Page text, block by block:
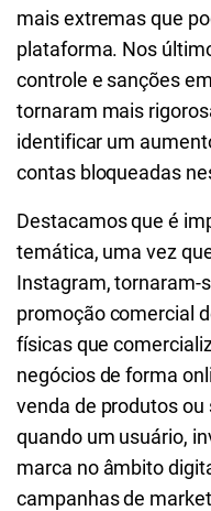
mais extremas que
plataforma. Nos
controle e sanções
tornaram mais
identificar um
contas bloqueadas
Destacamos que é
temática, uma vez
Instagram, tornaram-
promoção comercial
físicas que
negócios de forma
venda de produtos ou
quando um usuário,
marca no âmbito
campanhas de